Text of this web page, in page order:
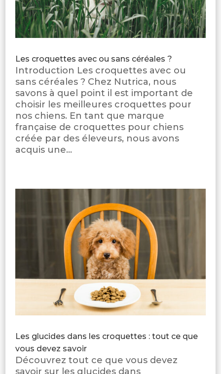
Les croquettes avec ou sans céréales ?
Introduction Les croquettes avec ou
sans céréales ? Chez Nutrica, nous
savons à quel point il est important de
choisir les meilleures croquettes pour
nos chiens. En tant que marque
française de croquettes pour chiens
créée par des éleveurs, nous avons
acquis une...
Les glucides dans les croquettes : tout ce que
vous devez savoir
Découvrez tout ce que vous devez
savoir sur les glucides dans